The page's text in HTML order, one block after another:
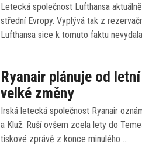
Letecká společnost Lufthansa
střední Evropy. Vyplývá tak z
Lufthansa sice k tomuto faktu nevydala
Ryanair plánuje od
velké změny
Irská letecká společnost Ryanair
a Kluž. Ruší ovšem zcela lety do
tiskové zprávě z konce minulého …